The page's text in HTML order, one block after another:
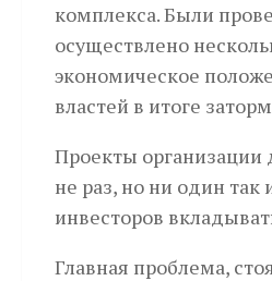
комплекса. Были
осуществлено
экономическое
властей в итоге
Проекты организации
не раз, но ни один так
инвесторов
Главная проблема,